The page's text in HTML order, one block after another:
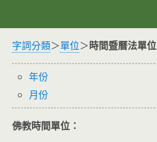
字詞分類＞單位＞時間暨曆法單位
年份
月份
佛教時間單位：